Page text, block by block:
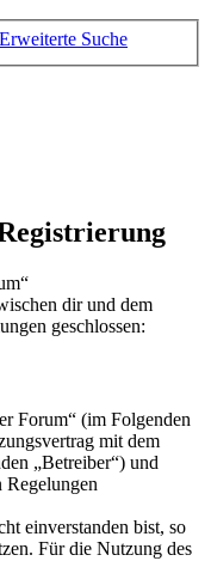
Erweiterte Suche
dir und dem
geschlossen:
Forum“ (im Folgenden
mit dem
„Betreiber“) und
Regelungen
einverstanden bist, so
Für die Nutzung des